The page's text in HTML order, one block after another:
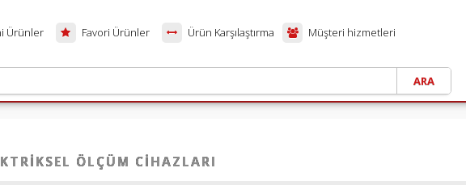
Ürünler Müşteri hizmetleri
Favori Ürünler Ürün Karşılaştırma
ÖLÇÜM CIHAZLARI